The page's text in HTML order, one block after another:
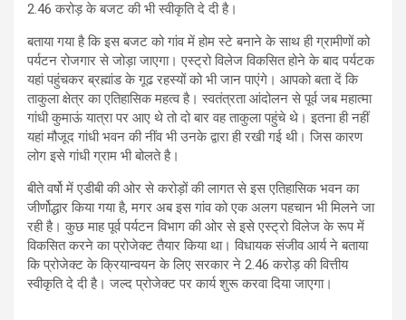
2.46 करोड़ के बजट की भी स्वीकृति दे दी है।
बताया गया है कि इस बजट को गांव में होम स्टे बनाने के साथ ही ग्रामीणों को
पर्यटन रोजगार से जोड़ा जाएगा। एस्ट्रो विलेज विकसित होने के बाद पर्यटक
यहां पहुंचकर ब्रह्मांड के गूढ रहस्यों को भी जान पाएंगे। आपको बता दें कि
ताकुला क्षेत्र का एतिहासिक महत्व है। स्वतंत्रता आंदोलन से पूर्व जब महात्मा
गांधी कुमाऊं यात्रा पर आए थे तो दो बार वह ताकुला पहुंचे थे। इतना ही नहीं
यहां मौजूद गांधी भवन की नींव भी उनके द्वारा ही रखी गई थी। जिस कारण
लोग इसे गांधी ग्राम भी बोलते है।
बीते वर्षो में एडीबी की ओर से करोड़ों की लागत से इस एतिहासिक भवन का
जीर्णोद्धार किया गया है, मगर अब इस गांव को एक अलग पहचान भी मिलने जा
रही है। कुछ माह पूर्व पर्यटन विभाग की ओर से इसे एस्ट्रो विलेज के रूप में
विकसित करने का प्रोजेक्ट तैयार किया था। विधायक संजीव आर्य ने बताया
कि प्रोजेक्ट के क्रियान्वयन के लिए सरकार ने 2.46 करोड़ की वित्तीय
स्वीकृति दे दी है। जल्द प्रोजेक्ट पर कार्य शुरू करवा दिया जाएगा।